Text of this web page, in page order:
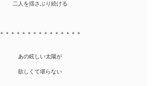
二人を揺さぶり続ける
＊＊＊＊＊＊＊＊＊＊＊＊＊＊＊
あの眩しい太陽が
欲しくて堪らない